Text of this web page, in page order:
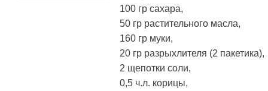
100 гр сахара,
50 гр растительного масла,
160 гр муки,
20 гр разрыхлителя (2 пакетика),
2 щепотки соли,
0,5 ч.л. корицы,